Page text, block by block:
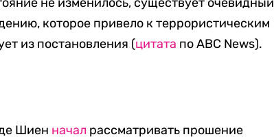
которое привело к террористическим
из постановления (цитата по ABC News).
Шиен начал рассматривать прошение